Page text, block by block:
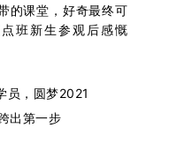
的课堂，好奇最终可
班新生参观后感慨
员，圆梦2021
出第一步